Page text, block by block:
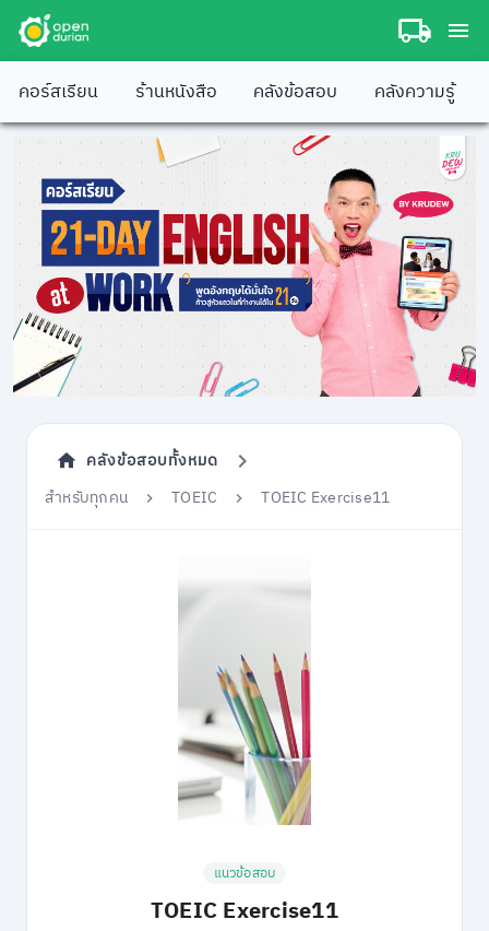
คอร์สเรียน ร้านหนังสือ คลังข้อสอบ คลังความรู้
คลังข้อสอบทั้งหมด
สำหรับทุกคน
TOEIC TOEIC Exercise11
แนวข้อสอบ
TOEIC Exercise11